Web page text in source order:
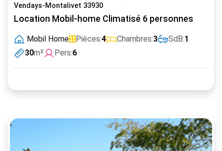
Vendays-Montalivet 33930
Location Mobil-home Climatisé 6 personnes
Mobil Home Pièces:4 Chambres:3 SdB:1
30m² Pers:6